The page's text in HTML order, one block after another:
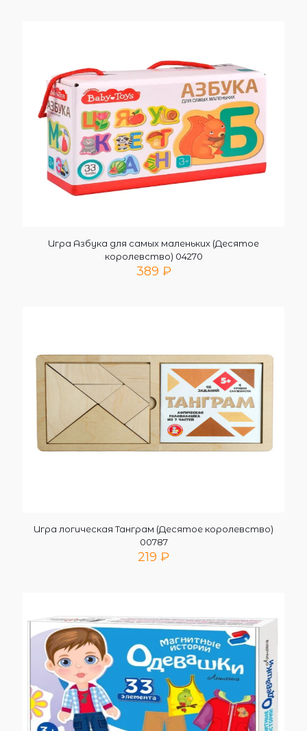
Игра Азбука для самых маленьких (Десятое
королевство) 04270
389 ₽
Игра логическая Танграм (Десятое королевство)
00787
219 ₽